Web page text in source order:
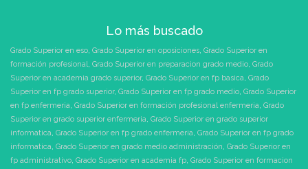
Lo más buscado
Grado Superior en eso, Grado Superior en oposiciones, Grado Superior en
formación profesional, Grado Superior en preparacion grado medio, Grado
Superior en academia grado superior, Grado Superior en fp basica, Grado
Superior en fp grado superior, Grado Superior en fp grado medio, Grado Superior
en fp enfermeria, Grado Superior en formación profesional enfermeria, Grado
Superior en grado superior enfermeria, Grado Superior en grado superior
informatica, Grado Superior en fp grado enfermeria, Grado Superior en fp grado
informatica, Grado Superior en grado medio administración, Grado Superior en
fp administrativo, Grado Superior en academia fp, Grado Superior en formacion